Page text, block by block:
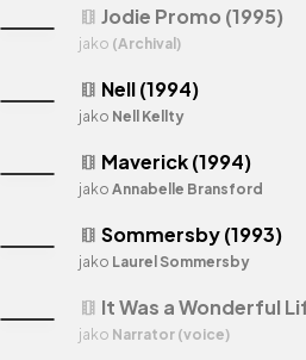
theaters Sommersby (1993)
jako Laurel Sommersby
theaters Nell (1994)
jako Nell Kellty
theaters Maverick (1994)
jako Annabelle Bransford
theaters It Was a Wonderful
jako Narrator (voice)
theaters Jodie Promo (1995)
jako (Archival)